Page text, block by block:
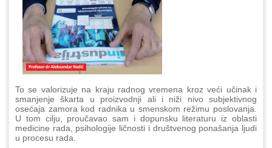
To se valorizuje na kraju radnog vremena kroz veći učinak i
smanjenje škarta u proizvodnji ali i niži nivo subjektivnog
osećaja zamora kod radnika u smenskom režimu poslovanja.
U tom cilju, proučavao sam i dopunsku literaturu iz oblasti
medicine rada, psihologije ličnosti i društvenog ponašanja ljudi
u procesu rada.